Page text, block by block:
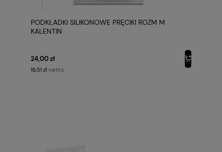
PODKŁADKI SILIKONOWE PRĘCIKI ROZM M
KALENTIN
24,00 zł
19,51 zł netto